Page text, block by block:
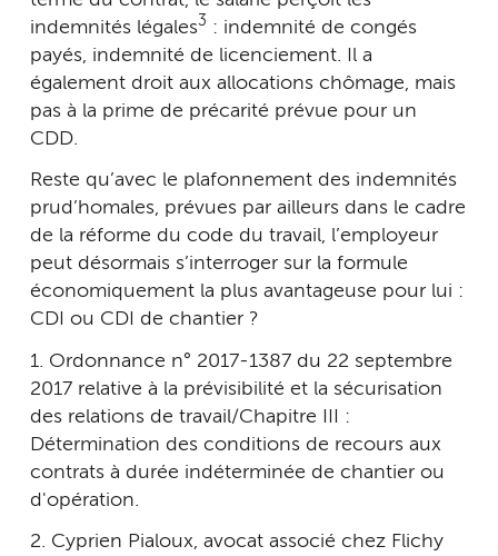
indemnités légales3
: indemnité de congés
payés, indemnité de licenciement. Il a
également droit aux allocations chômage, mais
pas à la prime de précarité prévue pour un
CDD.
Reste qu’avec le plafonnement des indemnités
prud’homales, prévues par ailleurs dans le cadre
de la réforme du code du travail, l’employeur
peut désormais s’interroger sur la formule
économiquement la plus avantageuse pour lui :
CDI ou CDI de chantier ?
1. Ordonnance n° 2017-1387 du 22 septembre
2017 relative à la prévisibilité et la sécurisation
des relations de travail/Chapitre III :
Détermination des conditions de recours aux
contrats à durée indéterminée de chantier ou
d'opération.
2. Cyprien Pialoux, avocat associé chez Flichy